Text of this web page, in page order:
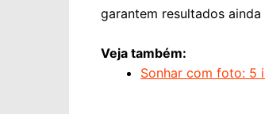
garantem resultados
Veja também:
Sonhar com foto: 5